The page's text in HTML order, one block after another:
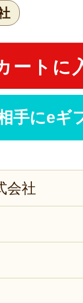
ートに
手にeギ
会社